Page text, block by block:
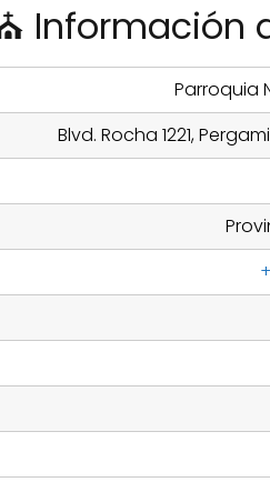
Información
Parroquia
Blvd. Rocha 1221,